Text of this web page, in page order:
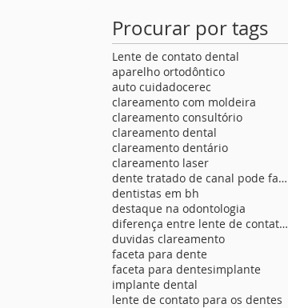
Procurar por tags
Lente de contato dental
aparelho ortodôntico
auto cuidadocerec
clareamento com moldeira
clareamento consultório
clareamento dental
clareamento dentário
clareamento laser
dente tratado de canal pode fazer lente de contato
dentistas em bh
destaque na odontologia
diferença entre lente de contato para os dentes
duvidas clareamento
faceta para dente
faceta para dentesimplante
implante dental
lente de contato para os dentes